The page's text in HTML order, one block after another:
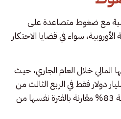
مع ضغوط متصاعدة على
سواء في قضايا الاحتكار
المالي خلال العام الجاري، حيث
صافي ربح بلغ 2.7 مليار دولار فقط في الربع الثالث من
2025، بانخفاض حاد بنسبة 83% مقارنة بالفترة نفسها من